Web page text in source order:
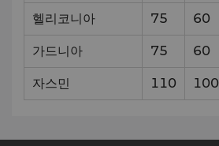
헬리코니아 75 60
가드니아 75 60
자스민 110 100